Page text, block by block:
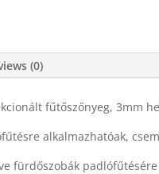
(0)
fűtőszőnyeg, 3mm
alkalmazhatóak,
fürdőszobák